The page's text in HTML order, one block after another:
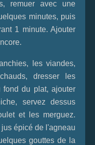
remuer avec une
minutes, puis
1 minute. Ajouter
les viandes,
dresser les
du plat, ajouter
servez dessus
et les merguez.
épicé de l'agneau
gouttes de la